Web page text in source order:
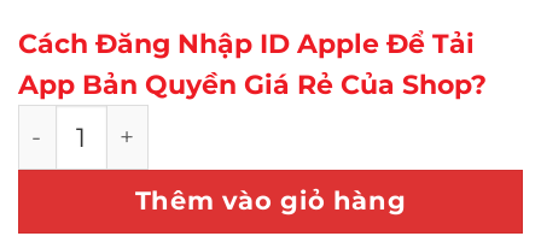
Cách Đăng Nhập ID Apple Để Tải
App Bản Quyền Giá Rẻ Của Shop?
Tài Khoản CollaNote Premium Giá Rẻ số
Thêm vào giỏ hàng